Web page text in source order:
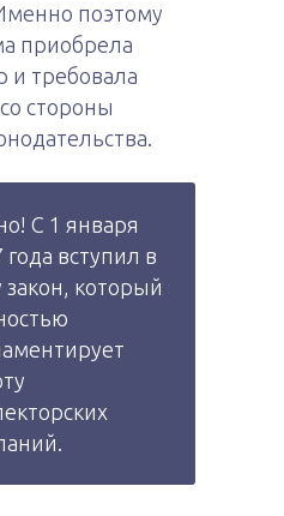
поэтому
приобрела
и требовала
стороны
С 1 января
года вступил в
закон, который